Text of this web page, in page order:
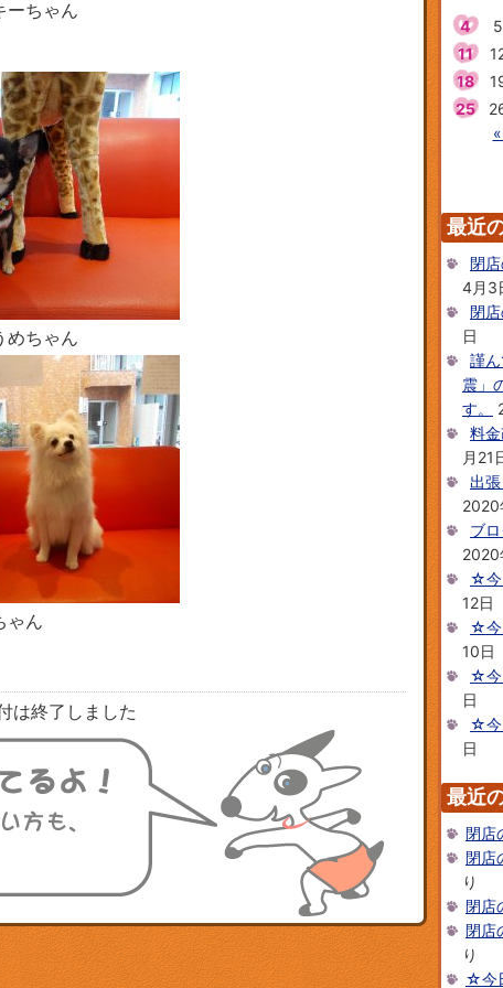
ーちゃん
めちゃん
ゃん
は終了しました
4
5
11
18
25
最近
閉
4月3
閉
日
謹
震」
す。
料
月21
出
2020
ブ
2020
☆今
12日
☆今
10日
☆今
日
☆今
日
最近
閉店
閉店
り
閉店
閉店
り
☆今